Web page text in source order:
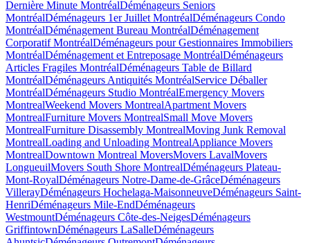
Dernière Minute MontréalDéménageurs Seniors
MontréalDéménageurs 1er Juillet MontréalDéménageurs Condo
MontréalDéménagement Bureau MontréalDéménagement
Corporatif MontréalDéménageurs pour Gestionnaires Immobiliers
MontréalDéménagement et Entreposage MontréalDéménageurs
Articles Fragiles MontréalDéménageurs Table de Billard
MontréalDéménageurs Antiquités MontréalService Déballer
MontréalDéménageurs Studio MontréalEmergency Movers
MontrealWeekend Movers MontrealApartment Movers
MontrealFurniture Movers MontrealSmall Move Movers
MontrealFurniture Disassembly MontrealMoving Junk Removal
MontrealLoading and Unloading MontrealAppliance Movers
MontrealDowntown Montreal MoversMovers LavalMovers
LongueuilMovers South Shore MontrealDéménageurs Plateau-
Mont-RoyalDéménageurs Notre-Dame-de-GrâceDéménageurs
VillerayDéménageurs Hochelaga-MaisonneuveDéménageurs Saint-
HenriDéménageurs Mile-EndDéménageurs
WestmountDéménageurs Côte-des-NeigesDéménageurs
GriffintownDéménageurs LaSalleDéménageurs